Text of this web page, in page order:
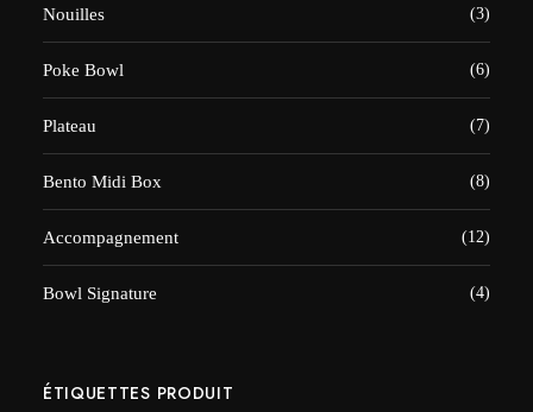
Nouilles (3)
Poke Bowl (6)
Plateau (7)
Bento Midi Box (8)
Accompagnement (12)
Bowl Signature (4)
ÉTIQUETTES PRODUIT